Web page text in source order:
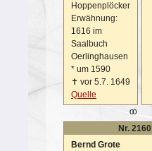
Hoppenplöcker
Erwähnung:
1616 im
Saalbuch
Oerlinghausen
* um 1590
✝ vor 5.7. 1649
Quelle
oo
Nr. 2160
Bernd Grote